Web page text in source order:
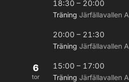
18:30 – 20:00
Träning Järfällavallen A
20:00 – 21:30
Träning Järfällavallen A
6
tor
15:00 – 17:00
Träning Järfällavallen A